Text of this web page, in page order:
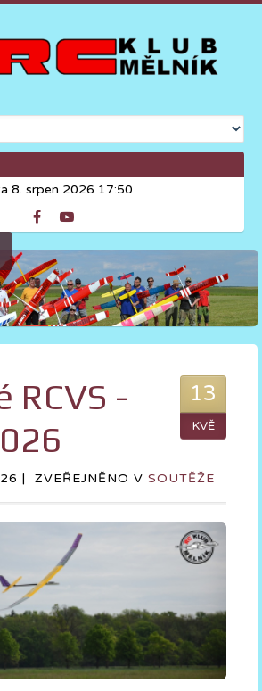
8. srpen 2026 17:50
13
KVĚ
RCVS -
| ZVEŘEJNĚNO V SOUTĚŽE